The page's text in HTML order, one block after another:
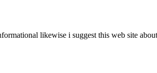
likewise i suggest this web site